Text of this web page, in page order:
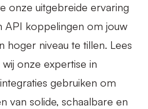
onze uitgebreide ervaring
API koppelingen om jouw
hoger niveau te tillen. Lees
onze expertise in
gebruiken om
van solide, schaalbare en